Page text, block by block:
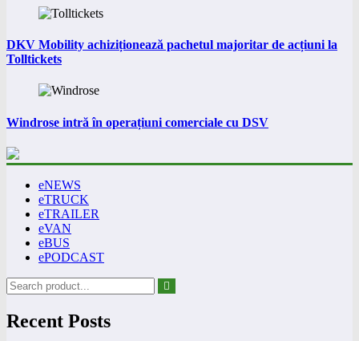
DKV Mobility achiziționează pachetul majoritar de acțiuni la
Tolltickets
Windrose intră în operațiuni comerciale cu DSV
eNEWS
eTRUCK
eTRAILER
eVAN
eBUS
ePODCAST
Recent Posts